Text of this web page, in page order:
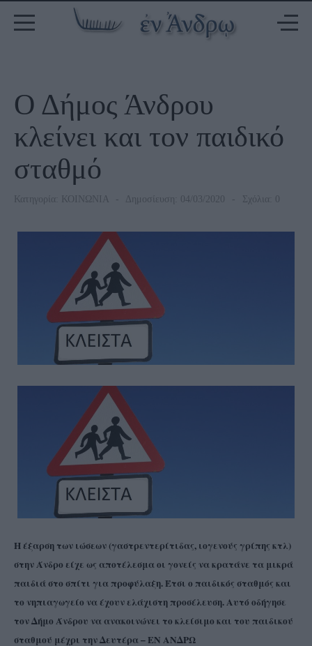
Ο Δήμος Άνδρου
κλείνει και τον παιδικό
σταθμό
Κατηγορία: ΚΟΙΝΩΝΙΑ Δημοσίευση: 04/03/2020 Σχόλια: 0
Η έξαρση των ιώσεων (γαστρεντερίτιδας, ιογενούς γρίπης κτλ)
στην Άνδρο είχε ως αποτέλεσμα οι γονείς να κρατάνε τα μικρά
παιδιά στο σπίτι για προφύλαξη. Έτσι ο παιδικός σταθμός και
το νηπιαγωγείο να έχουν ελάχιστη προσέλευση. Αυτό οδήγησε
τον Δήμο Άνδρου να ανακοινώνει το κλείσιμο και του παιδικού
σταθμού μέχρι την Δευτέρα – ΕΝ ΑΝΔΡΩ